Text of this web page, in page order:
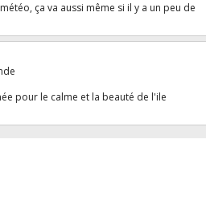
ça va aussi même si il y a un peu de
pour le calme et la beauté de l'ile